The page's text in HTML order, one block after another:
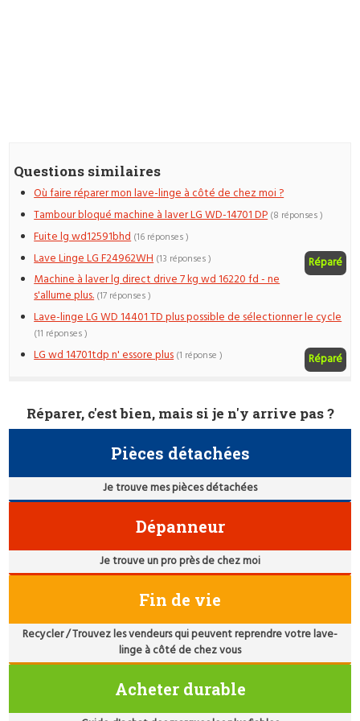
Questions similaires
Où faire réparer mon lave-linge à côté de chez moi ?
Tambour bloqué machine à laver LG WD-14701 DP (8 réponses )
Fuite lg wd12591bhd (16 réponses )
Lave Linge LG F24962WH Réparé
(13 réponses )
Machine à laver lg direct drive 7 kg wd 16220 fd - ne
s'allume plus. (17 réponses )
Lave-linge LG WD 14401 TD plus possible de sélectionner le cycle
(11 réponses )
LG wd 14701tdp n' essore plus Réparé
(1 réponse )
Réparer, c'est bien, mais si je n'y arrive pas ?
Pièces détachées
Je trouve mes pièces détachées
Dépanneur
Je trouve un pro près de chez moi
Fin de vie
Recycler / Trouvez les vendeurs qui peuvent reprendre votre lave-
linge à côté de chez vous
Acheter durable